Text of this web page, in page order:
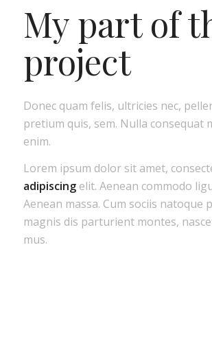
My part of
project
Donec quam felis, ultricies nec,
pretium quis, sem. Nulla consequat
enim.
Lorem ipsum dolor sit amet,
adipiscingelit. Aenean commodo
Aenean massa. Cum sociis natoque
magnis dis parturient montes,
mus.